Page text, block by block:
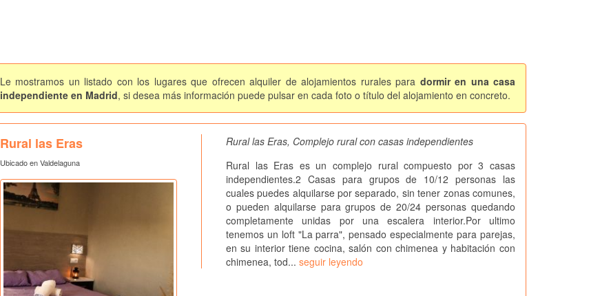
Le mostramos un listado con los lugares que ofrecen alquiler de alojamientos rurales para dormir en una casa
independiente en Madrid, si desea más información puede pulsar en cada foto o título del alojamiento en concreto.
Rural las Eras
Ubicado en Valdelaguna
Rural las Eras, Complejo rural con casas independientes
Rural las Eras es un complejo rural compuesto por 3 casas
independientes.2 Casas para grupos de 10/12 personas las
cuales puedes alquilarse por separado, sin tener zonas comunes,
o pueden alquilarse para grupos de 20/24 personas quedando
completamente unidas por una escalera interior.Por ultimo
tenemos un loft "La parra", pensado especialmente para parejas,
en su interior tiene cocina, salón con chimenea y habitación con
chimenea, tod... seguir leyendo